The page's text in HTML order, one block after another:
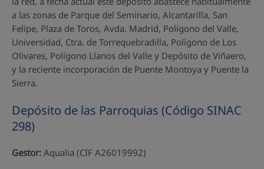
a las zonas de Parque del Seminario, Alcantarilla, San
Felipe, Plaza de Toros, Avda. Madrid, Polígono del Valle,
Universidad, Ctra. de Torrequebradilla, Polígono de Los
Olivares, Polígono Llanos del Valle y Depósito de Viñaero,
y la reciente incorporación de Puente Montoya y Puente la
Sierra.
Depósito de las Parroquias (Código SINAC
298)
Gestor: Aqualia (CIF A26019992)